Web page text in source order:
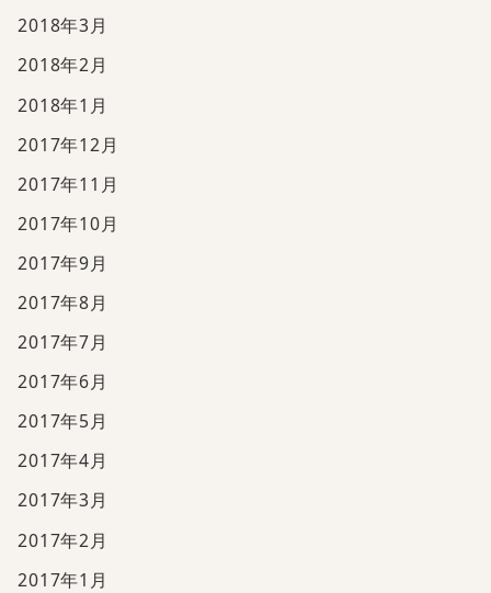
2018年3月
2018年2月
2018年1月
2017年12月
2017年11月
2017年10月
2017年9月
2017年8月
2017年7月
2017年6月
2017年5月
2017年4月
2017年3月
2017年2月
2017年1月